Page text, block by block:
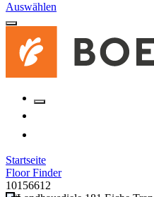
Auswählen
Startseite
Floor Finder
10156612